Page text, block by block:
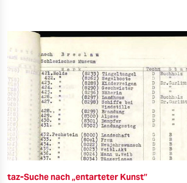
taz-Suche nach „entarteter Kunst”